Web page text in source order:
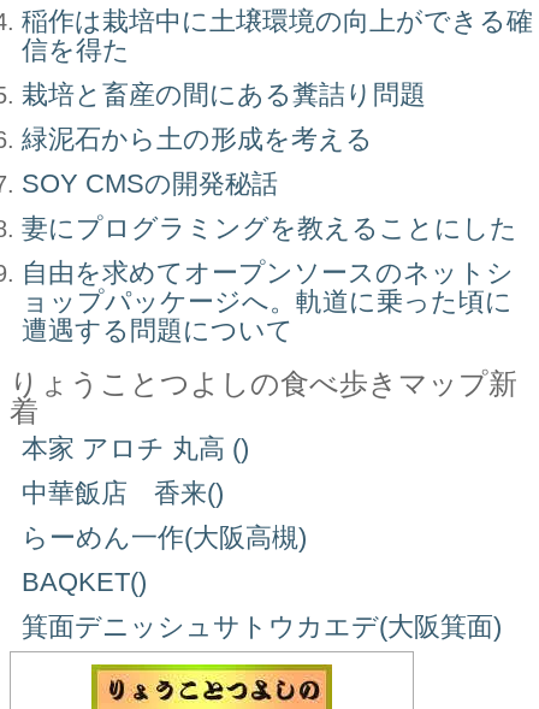
稲作は栽培中に土壌環境の向上ができる確
信を得た
栽培と畜産の間にある糞詰り問題
緑泥石から土の形成を考える
SOY CMSの開発秘話
妻にプログラミングを教えることにした
自由を求めてオープンソースのネットシ
ョップパッケージへ。軌道に乗った頃に
遭遇する問題について
りょうことつよしの食べ歩きマップ新
着
本家 アロチ 丸高 ()
中華飯店 香来()
らーめん一作(大阪高槻)
BAQKET()
箕面デニッシュサトウカエデ(大阪箕面)